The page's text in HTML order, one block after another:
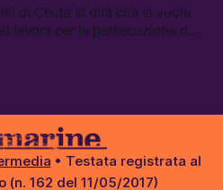
di Ceuta si dirà che si vuole
lavora per la persecuzione dei
di 19 anni è morto sotto il
• Testata registrata al
(n. 162 del 11/05/2017)